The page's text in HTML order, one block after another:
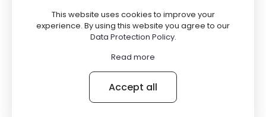
Saaremaa
Meetootjate
Ühing
Powered byWordPress
This website uses cookies to improve your
experience. By using this website you agree to our
Data Protection Policy.
Read more
Accept all